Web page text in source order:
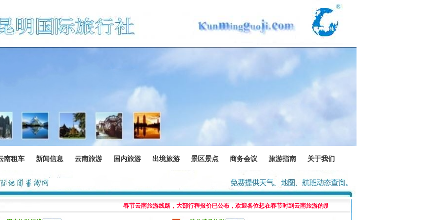
南租车 新闻信息 云南旅游 国内旅游 出境旅游 景区景点 商务会议 旅游指南 关于我们
春节云南旅游线路，大部行程报价已公布，欢迎各位想在春节时到云南旅游的朋友们前来咨询了解！